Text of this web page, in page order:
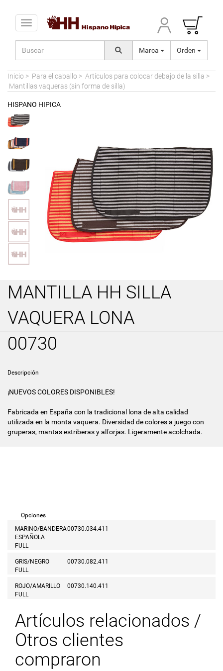
Toggle navigation
Marca Orden
Inicio > Para el caballo > Artículos para colocar debajo de la silla >
Mantillas vaqueras (sin forma de silla)
HISPANO HIPICA
MANTILLA HH SILLA
VAQUERA LONA
00730
Descripción
¡NUEVOS COLORES DISPONIBLES!
Fabricada en España con la tradicional lona de alta calidad
utilizada en la monta vaquera. Diversidad de colores a juego con
gruperas, mantas estriberas y alforjas. Ligeramente acolchada.
Opciones
MARINO/BANDERA
ESPAÑOLA
FULL
00730.034.411
GRIS/NEGRO
FULL
00730.082.411
ROJO/AMARILLO
FULL
00730.140.411
Artículos relacionados /
Otros clientes
compraron